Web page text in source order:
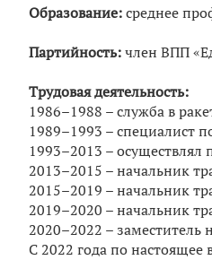
Образование:среднее
Партийность:член ВПП
Трудовая деятельность:
1986–1988 – служба в
1989–1993 – специалист
1993–2013 – осуществлял
2013–2015 – начальник
2015–2019 – начальник
2019–2020 – начальник
2020–2022 – заместитель
С 2022 года по